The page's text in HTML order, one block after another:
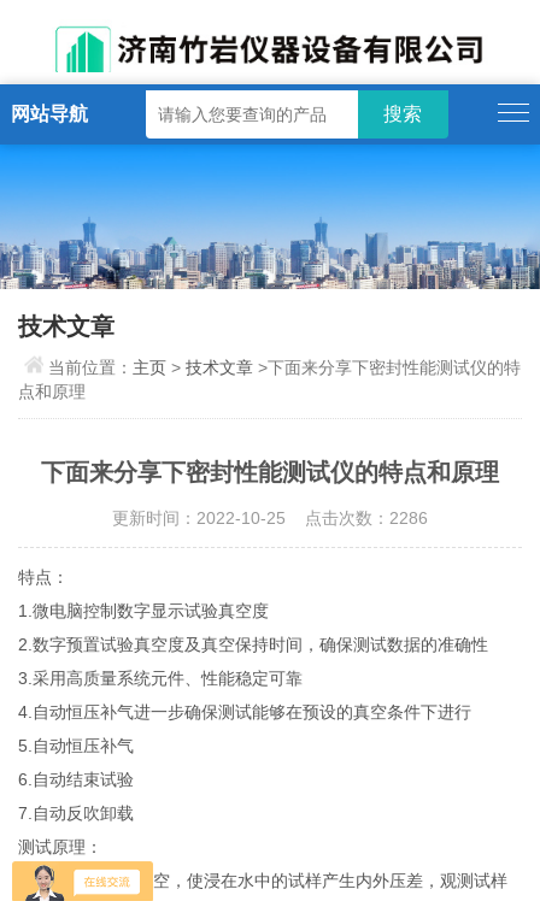
网站导航
技术文章
当前位置： 主页 >技术文章 >下面来分享下密封性能测试仪的特
点和原理
下面来分享下密封性能测试仪的特点和原理
更新时间：2022-10-25 点击次数：2286
特点：
1.微电脑控制数字显示试验真空度
2.数字预置试验真空度及真空保持时间，确保测试数据的准确性
3.采用高质量系统元件、性能稳定可靠
4.自动恒压补气进一步确保测试能够在预设的真空条件下进行
5.自动恒压补气
6.自动结束试验
7.自动反吹卸载
测试原理：
通过对真空室抽真空，使浸在水中的试样产生内外压差，观测试样